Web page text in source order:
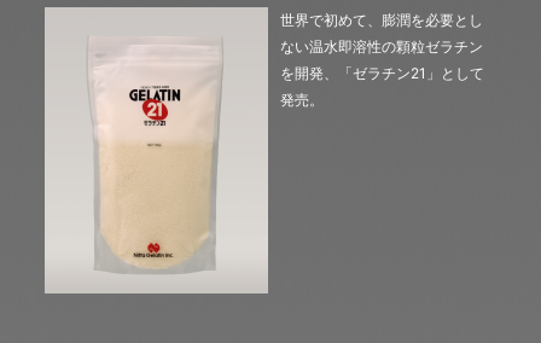
世界で初めて、膨潤を必要とし
ない温水即溶性の顆粒ゼラチン
を開発、「ゼラチン21」として
発売。